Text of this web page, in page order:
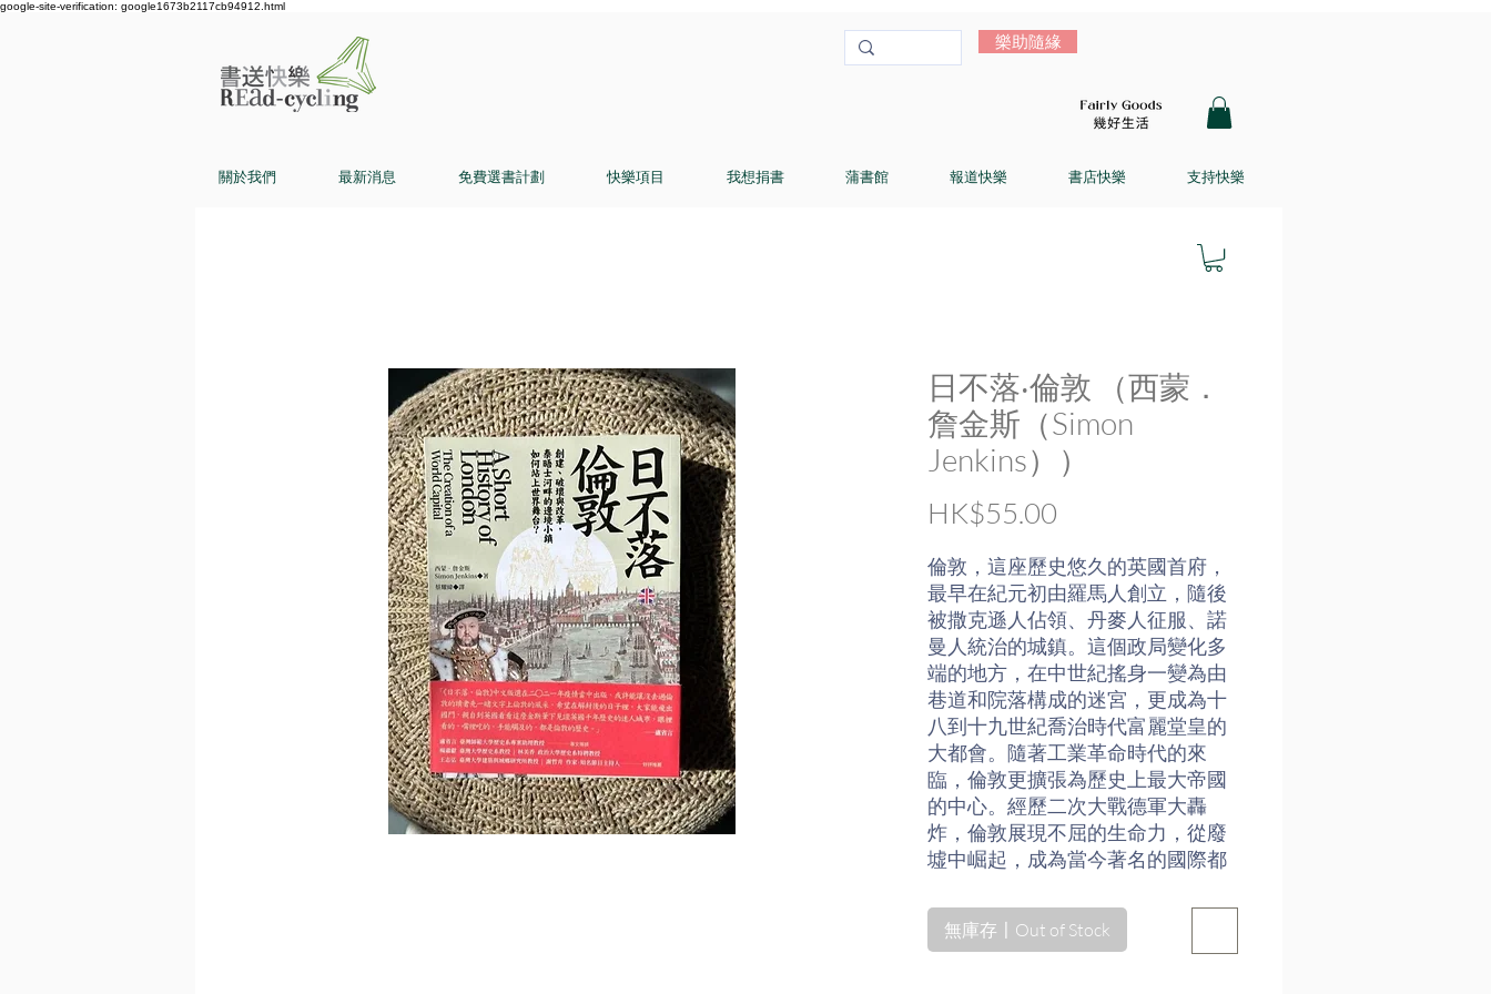
google-site-verification: google1673b2117cb94912.html
樂助隨緣
關於我們 最新消息 免費選書計劃 快樂項目 我想捐書 蒲書館 報道快樂 書店快樂 支持快樂
日不落‧倫敦 （西蒙．
詹金斯（Simon
Jenkins））
HK$55.00
格
倫敦，這座歷史悠久的英國首府，
最早在紀元初由羅馬人創立，隨後
被撒克遜人佔領、丹麥人征服、諾
曼人統治的城鎮。這個政局變化多
端的地方，在中世紀搖身一變為由
巷道和院落構成的迷宮，更成為十
八到十九世紀喬治時代富麗堂皇的
大都會。隨著工業革命時代的來
臨，倫敦更擴張為歷史上最大帝國
的中心。經歷二次大戰德軍大轟
炸，倫敦展現不屈的生命力，從廢
墟中崛起，成為當今著名的國際都
這座矗立在泰晤士河畔兩千年的城
無庫存〡Out of Stock